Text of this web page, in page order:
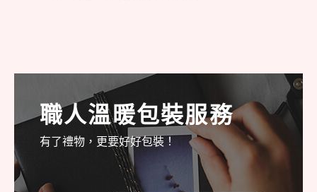
職人溫暖包裝服務
有了禮物，更要好好包裝！